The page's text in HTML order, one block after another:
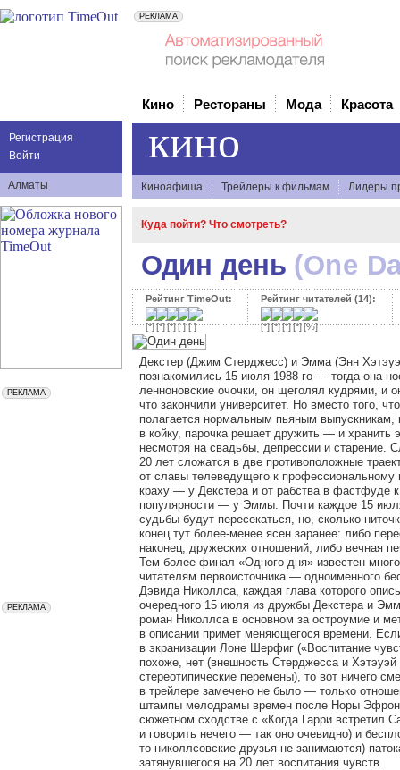
Регистрация
Войти
Алматы
Кино Рестораны Мода Красота
кино
Киноафиша Трейлеры к фильмам Лидеры
Куда пойти? Что смотреть?
Один день (One
Рейтинг TimeOut: Рейтинг читателей (14):
Декстер (Джим Стерджесс) и Эмма (Энн
познакомились 15 июля 1988-го — тогда она
ленноновские очочки, он щеголял кудрями, и
что закончили университет. Но вместо того,
полагается нормальным пьяным выпускникам,
в койку, парочка решает дружить — и хранить
несмотря на свадьбы, депрессии и старение.
20 лет сложатся в две противоположные
от славы телеведущего к профессиональному
краху — у Декстера и от рабства в фастфуде к
популярности — у Эммы. Почти каждое 15
судьбы будут пересекаться, но, сколько
конец тут более-менее ясен заранее: либо
наконец, дружеских отношений, либо вечная
Тем более финал «Одного дня» известен
читателям первоисточника — одноименного
Дэвида Николлса, каждая глава которого
очередного 15 июля из дружбы Декстера и
роман Николлса в основном за остроумие и
в описании примет меняющегося времени.
в экранизации Лоне Шерфиг («Воспитание
похоже, нет (внешность Стерджесса и Хэтэуэй
стереотипические перемены), то вот ничего
в трейлере замечено не было — только
штампы мелодрамы времен после Норы
сюжетном сходстве с «Когда Гарри встретил
и говорить нечего — так оно очевидно) и
то николлсовские друзья не занимаются)
затянувшегося на 20 лет воспитания чувств.